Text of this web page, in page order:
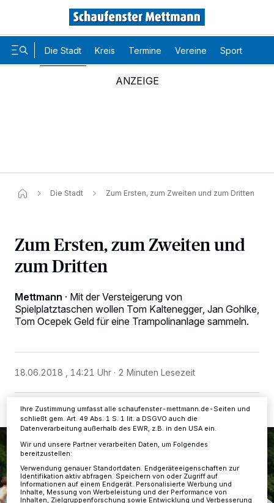
Die Stadt Kreis Termine Vereine Sport
Die Stadt Zum Ersten, zum Zweiten und zum Dritten
Zum Ersten, zum Zweiten und
zum Dritten
Mettmann · Mit der Versteigerung von
Spielplatztaschen wollen Tom Kaltenegger, Jan Gohlke,
Tom Ocepek Geld für eine Trampolinanlage sammeln.
18.06.2018 , 14:21 Uhr 2 Minuten Lesezeit
personenbezogene Daten wie Browserdaten oder eindeutige
Kennungen auf Ihrem Gerät zu. Durch Auswahl von OK aktivieren Sie
Tracking-Technologien für die unter „Wir und unsere Partner
verarbeiten Daten, um Ihnen Dienste bereitzustellen“ aufgeführten
dieses Menü jederzeit wieder aufrufen, um Ihre Einstellungen zu
Einstellungen oder Ablehnen am unteren Rand der Webseite klicken.
Informationen finden Sie in unserer Datenschutzerklärung.
Ihre Zustimmung umfasst alle schaufenster-mettmann.de-Seiten und
schließt gem. Art. 49 Abs. 1 S. 1 lit. a DSGVO auch die
Datenverarbeitung außerhalb des EWR, z.B. in den USA ein.
Wir und unsere Partner verarbeiten Daten, um Folgendes
bereitzustellen:
Verwendung genauer Standortdaten. Endgeräteeigenschaften zur
Identifikation aktiv abfragen. Speichern von oder Zugriff auf
Informationen auf einem Endgerät. Personalisierte Werbung und
Inhalte, Messung von Werbeleistung und der Performance von
Inhalten, Zielgruppenforschung sowie Entwicklung und Verbesserung